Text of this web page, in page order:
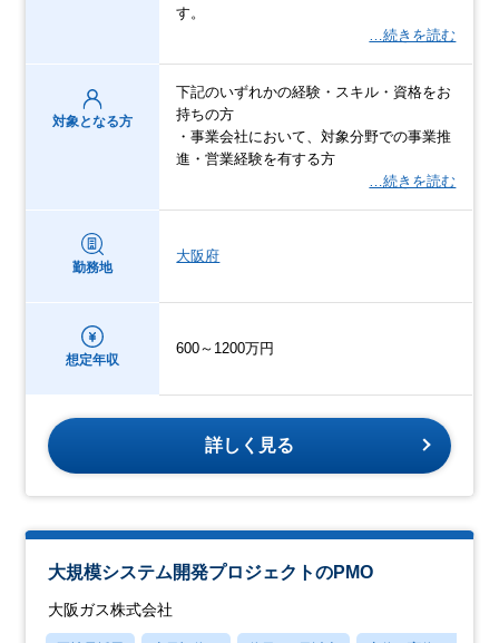
す。
…続きを読む
対象となる方
下記のいずれかの経験・スキル・資格をお
持ちの方
・事業会社において、対象分野での事業推
進・営業経験を有する方
…続きを読む
勤務地
大阪府
想定年収
600～1200万円
詳しく見る
大規模システム開発プロジェクトのPMO
大阪ガス株式会社